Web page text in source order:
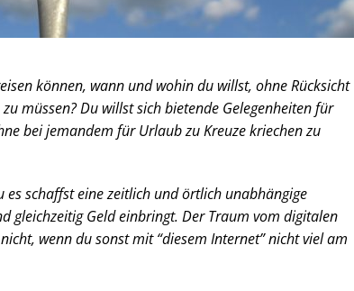
können, wann und wohin du willst, ohne Rücksicht
müssen? Du willst sich bietende Gelegenheiten für
bei jemandem für Urlaub zu Kreuze kriechen zu
es schaffst eine zeitlich und örtlich unabhängige
gleichzeitig Geld einbringt. Der Traum vom digitalen
wenn du sonst mit “diesem Internet” nicht viel am